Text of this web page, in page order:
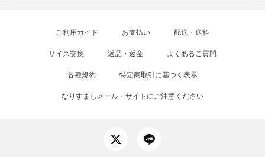
ご利用ガイド お支払い 配送・送料
サイズ交換 返品・返金 よくあるご質問
各種規約 特定商取引に基づく表示
なりすましメール・サイトにご注意ください